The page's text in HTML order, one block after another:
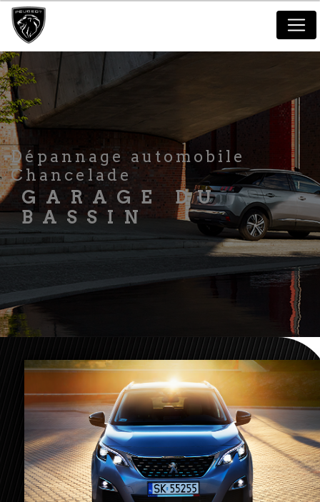
dépannage automobile
Chancelade
GARAGE DU
BASSIN
Panneau de gestion des cookies